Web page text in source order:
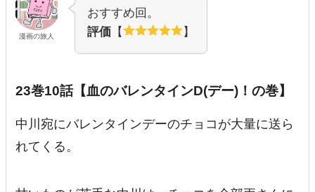
漫画の旅人
おすすめ回。
評価 【 】
23巻10話【血のバレンタインD(デー)！の巻】
中川宛にバレンタインデーのチョコが大量に送ら
れてくる。